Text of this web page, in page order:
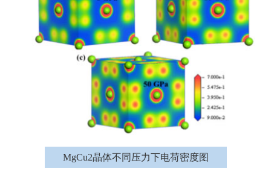
MgCu2晶体不同压力下电荷密度图